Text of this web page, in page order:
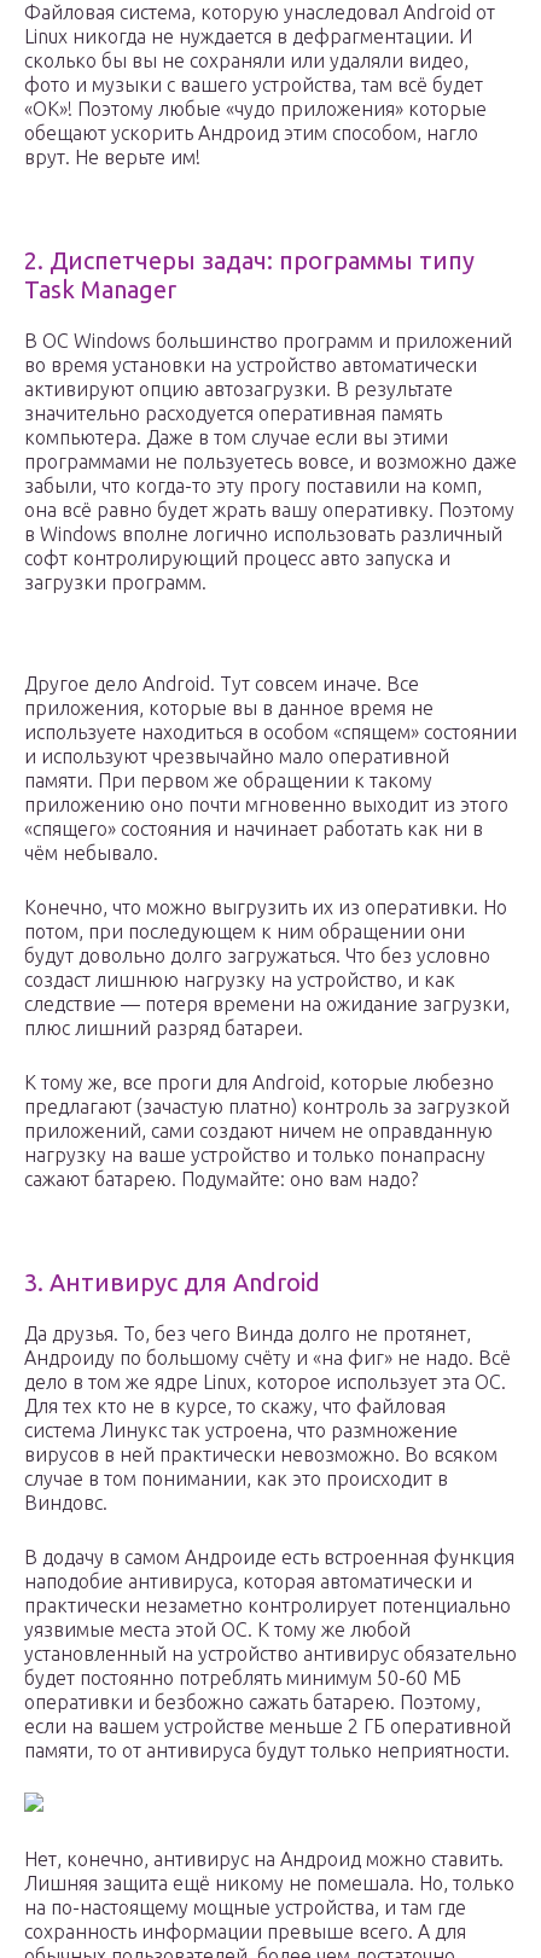
Файловая система, которую унаследовал Android от
Linux никогда не нуждается в дефрагментации. И
сколько бы вы не сохраняли или удаляли видео,
фото и музыки с вашего устройства, там всё будет
«ОК»! Поэтому любые «чудо приложения» которые
обещают ускорить Андроид этим способом, нагло
врут. Не верьте им!
2. Диспетчеры задач: программы типу
Task Manager
В ОС Windows большинство программ и приложений
во время установки на устройство автоматически
активируют опцию автозагрузки. В результате
значительно расходуется оперативная память
компьютера. Даже в том случае если вы этими
программами не пользуетесь вовсе, и возможно даже
забыли, что когда-то эту прогу поставили на комп,
она всё равно будет жрать вашу оперативку. Поэтому
в Windows вполне логично использовать различный
софт контролирующий процесс авто запуска и
загрузки программ.
Другое дело Android. Тут совсем иначе. Все
приложения, которые вы в данное время не
используете находиться в особом «спящем» состоянии
и используют чрезвычайно мало оперативной
памяти. При первом же обращении к такому
приложению оно почти мгновенно выходит из этого
«спящего» состояния и начинает работать как ни в
чём небывало.
Конечно, что можно выгрузить их из оперативки. Но
потом, при последующем к ним обращении они
будут довольно долго загружаться. Что без условно
создаст лишнюю нагрузку на устройство, и как
следствие — потеря времени на ожидание загрузки,
плюс лишний разряд батареи.
К тому же, все проги для Android, которые любезно
предлагают (зачастую платно) контроль за загрузкой
приложений, сами создают ничем не оправданную
нагрузку на ваше устройство и только понапрасну
сажают батарею. Подумайте: оно вам надо?
3. Антивирус для Android
Да друзья. То, без чего Винда долго не протянет,
Андроиду по большому счёту и «на фиг» не надо. Всё
дело в том же ядре Linux, которое использует эта ОС.
Для тех кто не в курсе, то скажу, что файловая
система Линукс так устроена, что размножение
вирусов в ней практически невозможно. Во всяком
случае в том понимании, как это происходит в
Виндовс.
В додачу в самом Андроиде есть встроенная функция
наподобие антивируса, которая автоматически и
практически незаметно контролирует потенциально
уязвимые места этой ОС. К тому же любой
установленный на устройство антивирус обязательно
будет постоянно потреблять минимум 50-60 МБ
оперативки и безбожно сажать батарею. Поэтому,
если на вашем устройстве меньше 2 ГБ оперативной
памяти, то от антивируса будут только неприятности.
Нет, конечно, антивирус на Андроид можно ставить.
Лишняя защита ещё никому не помешала. Но, только
на по-настоящему мощные устройства, и там где
сохранность информации превыше всего. А для